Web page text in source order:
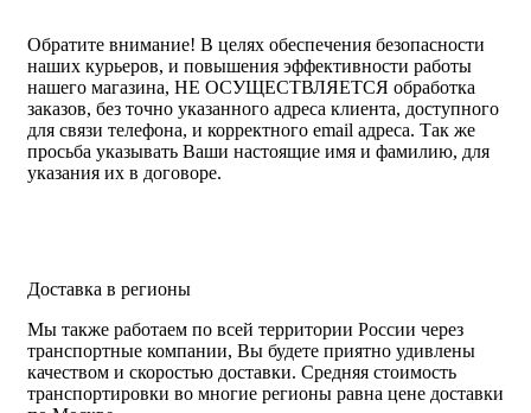
Обратите внимание! В целях обеспечения безопасности
наших курьеров, и повышения эффективности работы
нашего магазина, НЕ ОСУЩЕСТВЛЯЕТСЯ обработка
заказов, без точно указанного адреса клиента, доступного
для связи телефона, и корректного email адреса. Так же
просьба указывать Ваши настоящие имя и фамилию, для
указания их в договоре.
Доставка в регионы
Мы также работаем по всей территории России через
транспортные компании, Вы будете приятно удивлены
качеством и скоростью доставки. Средняя стоимость
транспортировки во многие регионы равна цене доставки